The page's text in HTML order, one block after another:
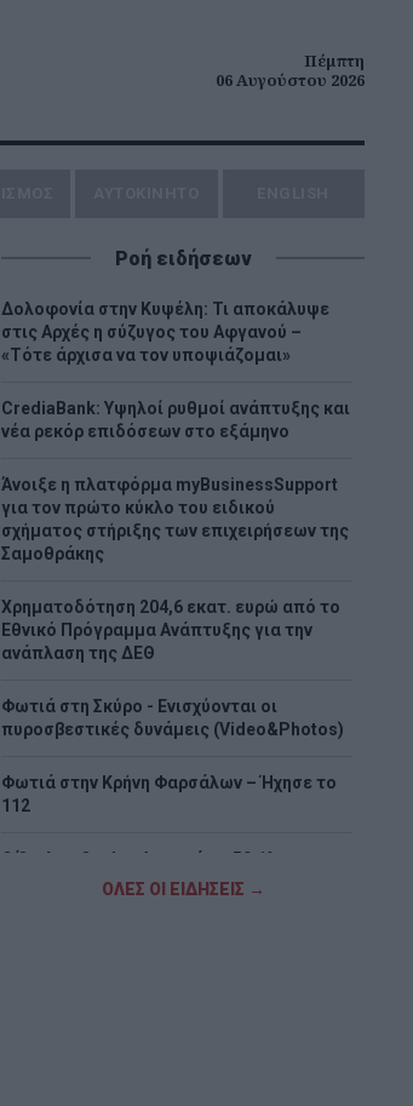
Πέμπτη
06 Αυγούστου 2026
Ροή ειδήσεων
Δολοφονία στην Κυψέλη: Τι αποκάλυψε
στις Αρχές η σύζυγος του Αφγανού –
«Τότε άρχισα να τον υποψιάζομαι»
CrediaBank: Υψηλοί ρυθμοί ανάπτυξης και
νέα ρεκόρ επιδόσεων στο εξάμηνο
Άνοιξε η πλατφόρμα myBusinessSupport
για τον πρώτο κύκλο του ειδικού
σχήματος στήριξης των επιχειρήσεων της
Σαμοθράκης
Χρηματοδότηση 204,6 εκατ. ευρώ από το
Εθνικό Πρόγραμμα Ανάπτυξης για την
ανάπλαση της ΔΕΘ
Φωτιά στη Σκύρο - Ενισχύονται οι
πυροσβεστικές δυνάμεις (Video&Photos)
Φωτιά στην Κρήνη Φαρσάλων – Ήχησε το
112
Ο Όμιλος Qualco Αποκτά το 50,1% της
Multiverse και Ενισχύει την Παρουσία του
ΟΛΕΣ ΟΙ ΕΙΔΗΣΕΙΣ →